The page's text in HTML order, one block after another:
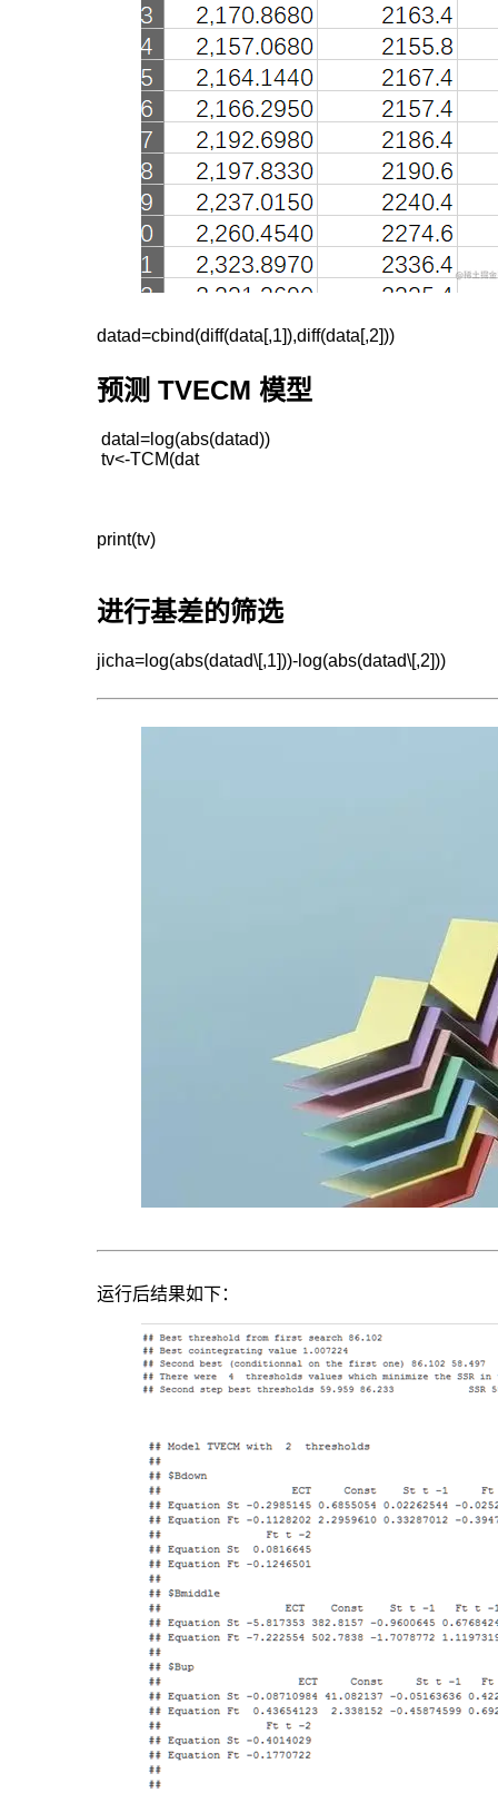
预测 TVECM 模型
datal=log(abs(datad))
tv<-TCM(dat
print(tv)
进行基差的筛选
jicha=log(abs(datad\[,1]))-log(abs(datad\[,2]))
运行后结果如下：